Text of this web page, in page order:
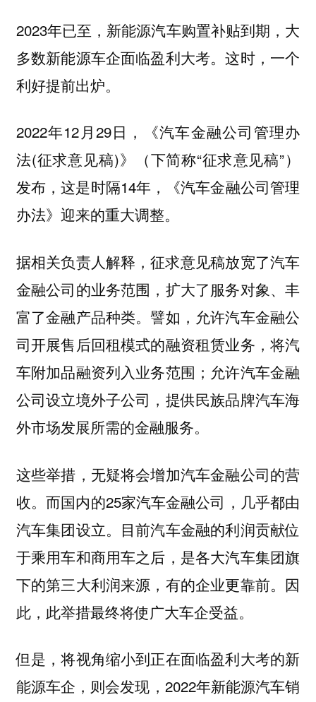
2023年已至，新能源汽车购置补贴到期，大
多数新能源车企面临盈利大考。这时，一个
利好提前出炉。
2022年12月29日，《汽车金融公司管理办
法(征求意见稿)》（下简称“征求意见稿”）
发布，这是时隔14年，《汽车金融公司管理
办法》迎来的重大调整。
据相关负责人解释，征求意见稿放宽了汽车
金融公司的业务范围，扩大了服务对象、丰
富了金融产品种类。譬如，允许汽车金融公
司开展售后回租模式的融资租赁业务，将汽
车附加品融资列入业务范围；允许汽车金融
公司设立境外子公司，提供民族品牌汽车海
外市场发展所需的金融服务。
这些举措，无疑将会增加汽车金融公司的营
收。而国内的25家汽车金融公司，几乎都由
汽车集团设立。目前汽车金融的利润贡献位
于乘用车和商用车之后，是各大汽车集团旗
下的第三大利润来源，有的企业更靠前。因
此，此举措最终将使广大车企受益。
但是，将视角缩小到正在面临盈利大考的新
能源车企，则会发现，2022年新能源汽车销